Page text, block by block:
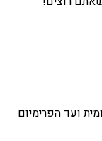
ועד הפרימיום